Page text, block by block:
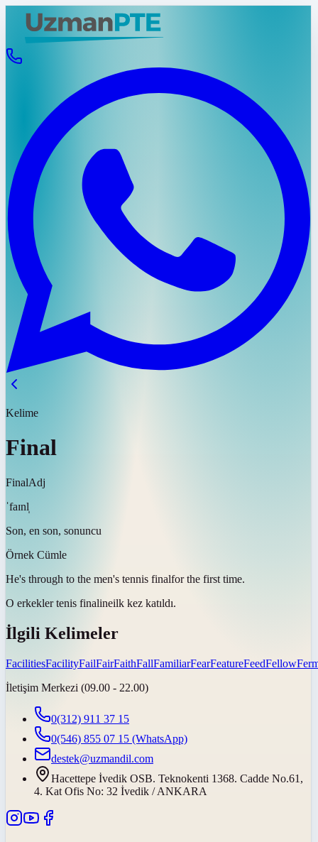
Kelime
Final
FinalAdj
ˈfaɪnl̩
Son, en son, sonuncu
Örnek Cümle
He's through to the men's tennis finalfor the first time.
O erkekler tenis finalineilk kez katıldı.
İlgili Kelimeler
FacilitiesFacilityFailFairFaithFallFamiliarFearFeatureFeedFellow
İletişim Merkezi (09.00 - 22.00)
0(312) 911 37 15
0(546) 855 07 15 (WhatsApp)
destek@uzmandil.com
Hacettepe İvedik OSB. Teknokenti 1368. Cadde No.61,
4. Kat Ofis No: 32 İvedik / ANKARA